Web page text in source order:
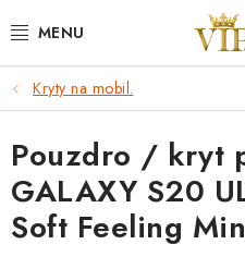
na
KRYTY NA MOBIL.
OCHRANA DISPLEJE - SKLO
KABELY A NABÍJEČKY
Kryty na mobil.
Pouzdro / kryt
GALAXY S20
Soft Feeling